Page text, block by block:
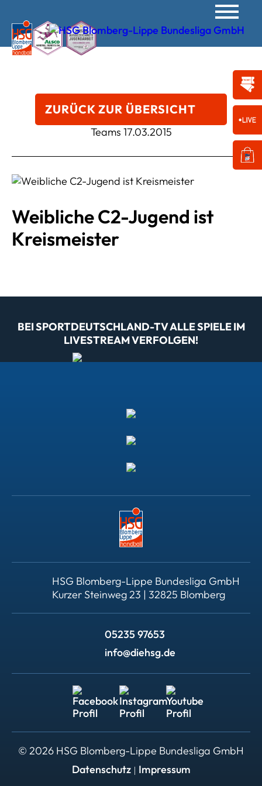
ZURÜCK ZUR ÜBERSICHT
Teams 17.03.2015
Weibliche C2-Jugend ist
Kreismeister
BEI SPORTDEUTSCHLAND-TV ALLE SPIELE IM
LIVESTREAM VERFOLGEN!
HSG Blomberg-Lippe Bundesliga GmbH
Kurzer Steinweg 23 | 32825 Blomberg
05235 97653
info@diehsg.de
© 2026 HSG Blomberg-Lippe Bundesliga GmbH
Datenschutz
Impressum